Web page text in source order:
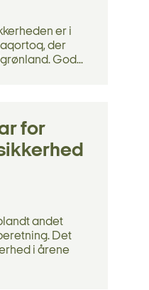
er i
der
God...
for
andet
Det
i årene